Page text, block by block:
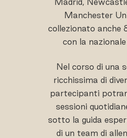
Manchester
collezionato anche
con la nazionale
Nel corso di una
ricchissima di
partecipanti
sessioni
sotto la guida
di un team di